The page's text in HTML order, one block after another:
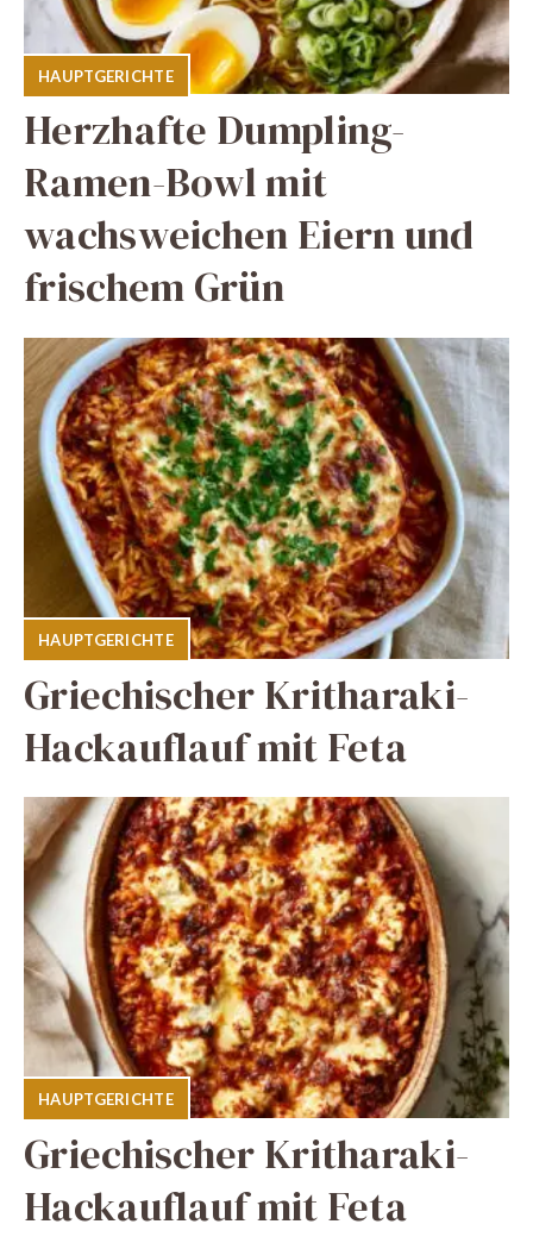
HAUPTGERICHTE
Herzhafte Dumpling-
Ramen-Bowl mit
wachsweichen Eiern und
frischem Grün
HAUPTGERICHTE
Griechischer Kritharaki-
Hackauflauf mit Feta
HAUPTGERICHTE
Griechischer Kritharaki-
Hackauflauf mit Feta